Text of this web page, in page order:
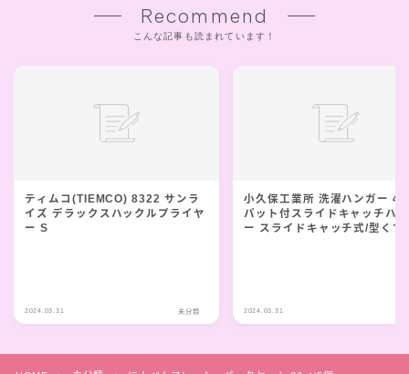
Recommend
こんな記事も読まれています！
ティムコ(TIEMCO) 8322 サンラ
イズ デラックスハックルプライヤ
ー S
2024.03.31 未分類
小久保工業所 洗濯ハンガー 4
パット付スライドキャッチハ
ー スライドキャッチ式/型くず
2024.03.31